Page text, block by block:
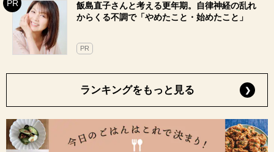
飯島直子さんと考える更年期。自律神経の乱れ
からくる不調で「やめたこと・始めたこと」
PR
ランキングをもっと見る